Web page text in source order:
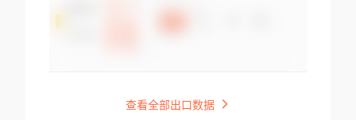
查看全部出口数据